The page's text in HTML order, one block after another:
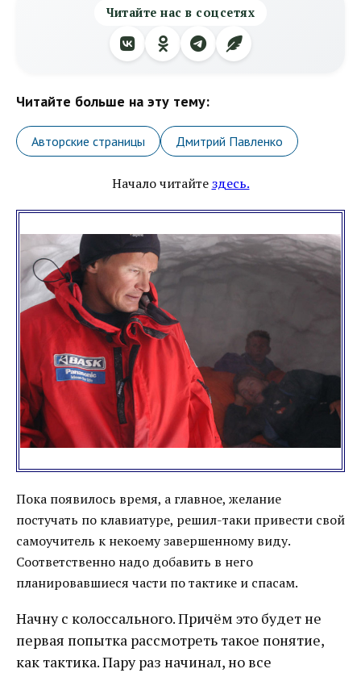
Читайте нас в соцсетях
Читайте больше на эту тему:
Авторские страницы Дмитрий Павленко
Начало читайтездесь.
Пока появилось время, а главное, желание
постучать по клавиатуре, решил-таки привести свой
самоучитель к некоему завершенному виду.
Соответственно надо добавить в него
планировавшиеся части по тактике и спасам.
Начну с колоссального. Причём это будет не
первая попытка рассмотреть такое понятие,
как тактика. Пару раз начинал, но все